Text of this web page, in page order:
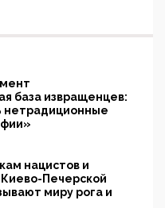
база извращенцев:
нетрадиционные
нацистов и
Печерской
миру рога и